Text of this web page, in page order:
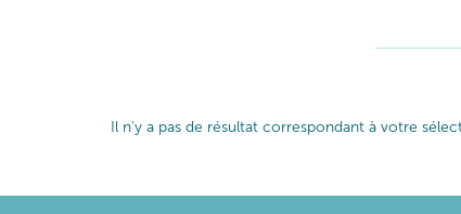
Il n'y a pas de résultat correspondant à votre